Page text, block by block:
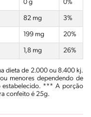
0 g 0%
82 mg 3%
199 mg 20%
1,8 mg 26%
dieta de 2.000 ou 8.400 kj.
menores dependendo de
estabelecido. *** A porção
confeito é 25g.